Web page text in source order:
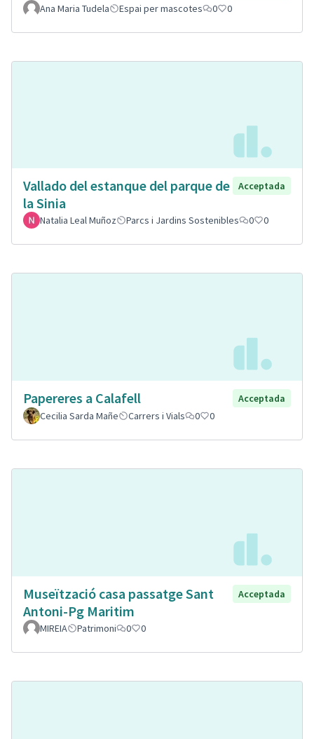
Ana Maria Tudela
Espai per mascotes 0 0
Vallado del estanque del parque de
la Sinia
Acceptada
Natalia Leal Muñoz Parcs i Jardins Sostenibles 0 0
Papereres a Calafell
Acceptada
Cecilia Sarda Mañe
Carrers i Vials 0 0
Museïtzació casa passatge Sant
Antoni-Pg Maritim
Acceptada
MIREIA Patrimoni 0 0